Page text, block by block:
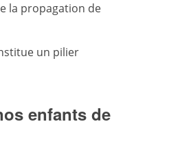
la propagation de
un pilier
enfants de